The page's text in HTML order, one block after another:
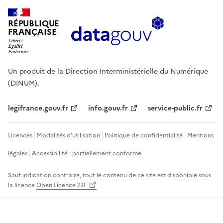
RÉPUBLIQUE
FRANÇAISE
Un produit de la Direction Interministérielle du Numérique
(DINUM).
legifrance.gouv.fr info.gouv.fr service-public.fr
Licences Modalités d'utilisation Politique de confidentialité Mentions
légales Accessibilité : partiellement conforme
Sauf indication contraire, tout le contenu de ce site est disponible sous
la licenceOpen Licence 2.0